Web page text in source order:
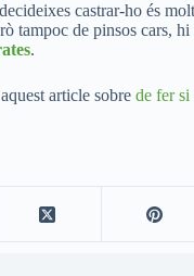
castrar-ho és
tampoc de pinsos cars,
.
article sobre de fer si